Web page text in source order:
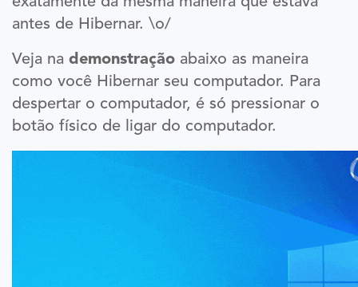
antes de Hibernar. \o/
Veja na demonstração abaixo as maneira
como você Hibernar seu computador. Para
despertar o computador, é só pressionar o
botão físico de ligar do computador.